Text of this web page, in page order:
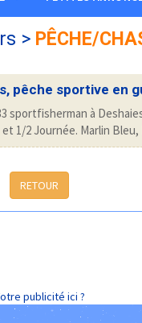
> PÊCHE/
pêche sportive en
sportfisherman à
1/2 Journée. Marlin
RETOUR
publicité ici ?